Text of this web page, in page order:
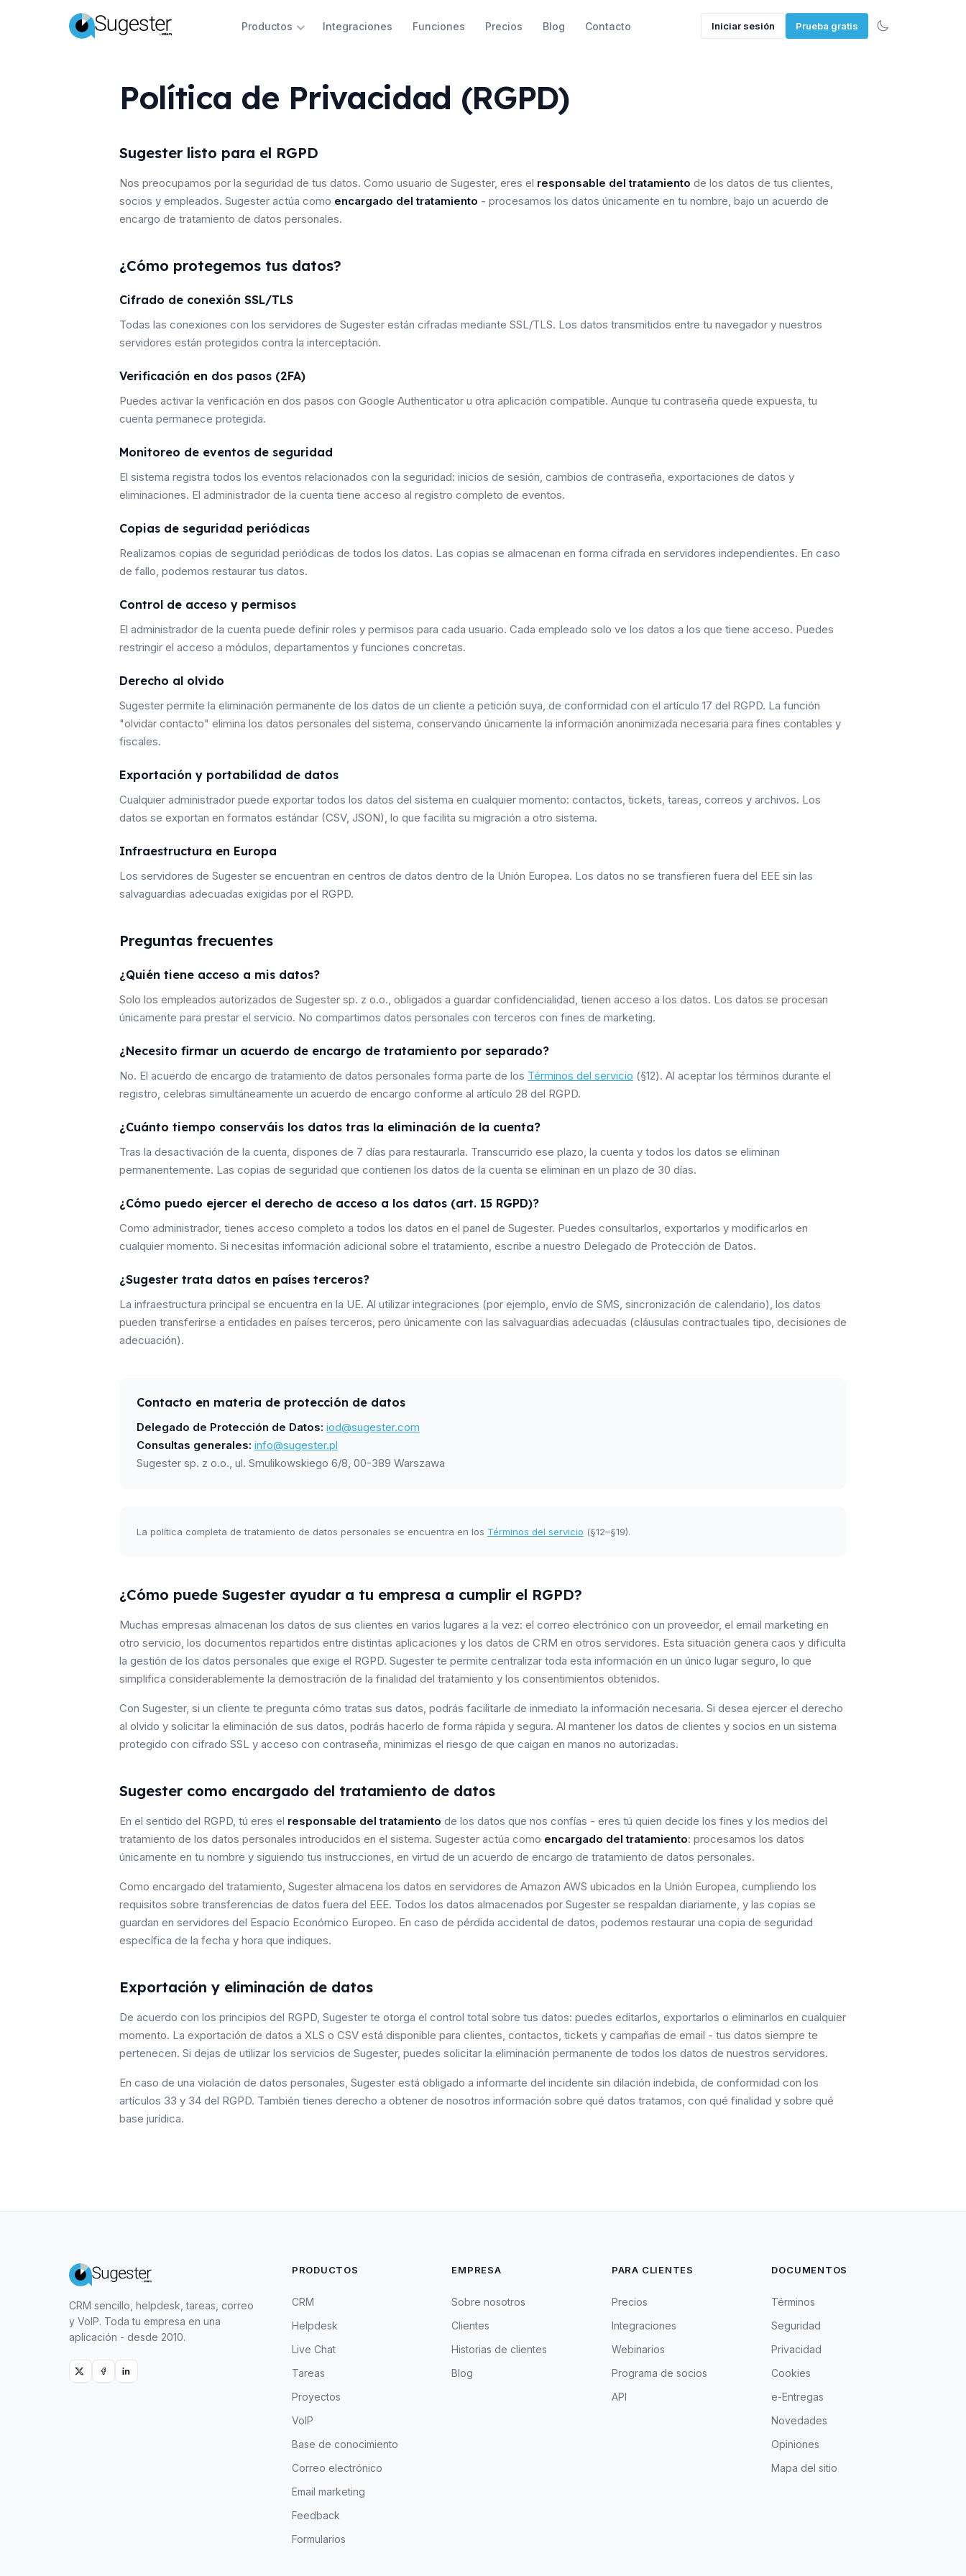
Productos Integraciones Funciones Precios Blog Contacto Iniciar sesión Prueba gratis
Política de Privacidad (RGPD)
Sugester listo para el RGPD
Nos preocupamos por la seguridad de tus datos. Como usuario de Sugester, eres el responsable del tratamiento de los datos de tus clientes,
socios y empleados. Sugester actúa como encargado del tratamiento - procesamos los datos únicamente en tu nombre, bajo un acuerdo de
encargo de tratamiento de datos personales.
¿Cómo protegemos tus datos?
Cifrado de conexión SSL/TLS
Todas las conexiones con los servidores de Sugester están cifradas mediante SSL/TLS. Los datos transmitidos entre tu navegador y nuestros
servidores están protegidos contra la interceptación.
Verificación en dos pasos (2FA)
Puedes activar la verificación en dos pasos con Google Authenticator u otra aplicación compatible. Aunque tu contraseña quede expuesta, tu
cuenta permanece protegida.
Monitoreo de eventos de seguridad
El sistema registra todos los eventos relacionados con la seguridad: inicios de sesión, cambios de contraseña, exportaciones de datos y
eliminaciones. El administrador de la cuenta tiene acceso al registro completo de eventos.
Copias de seguridad periódicas
Realizamos copias de seguridad periódicas de todos los datos. Las copias se almacenan en forma cifrada en servidores independientes. En caso
de fallo, podemos restaurar tus datos.
Control de acceso y permisos
El administrador de la cuenta puede definir roles y permisos para cada usuario. Cada empleado solo ve los datos a los que tiene acceso. Puedes
restringir el acceso a módulos, departamentos y funciones concretas.
Derecho al olvido
Sugester permite la eliminación permanente de los datos de un cliente a petición suya, de conformidad con el artículo 17 del RGPD. La función
"olvidar contacto" elimina los datos personales del sistema, conservando únicamente la información anonimizada necesaria para fines contables y
fiscales.
Exportación y portabilidad de datos
Cualquier administrador puede exportar todos los datos del sistema en cualquier momento: contactos, tickets, tareas, correos y archivos. Los
datos se exportan en formatos estándar (CSV, JSON), lo que facilita su migración a otro sistema.
Infraestructura en Europa
Los servidores de Sugester se encuentran en centros de datos dentro de la Unión Europea. Los datos no se transfieren fuera del EEE sin las
salvaguardias adecuadas exigidas por el RGPD.
Preguntas frecuentes
¿Quién tiene acceso a mis datos?
Solo los empleados autorizados de Sugester sp. z o.o., obligados a guardar confidencialidad, tienen acceso a los datos. Los datos se procesan
únicamente para prestar el servicio. No compartimos datos personales con terceros con fines de marketing.
¿Necesito firmar un acuerdo de encargo de tratamiento por separado?
No. El acuerdo de encargo de tratamiento de datos personales forma parte de los Términos del servicio (§12). Al aceptar los términos durante el
registro, celebras simultáneamente un acuerdo de encargo conforme al artículo 28 del RGPD.
¿Cuánto tiempo conserváis los datos tras la eliminación de la cuenta?
Tras la desactivación de la cuenta, dispones de 7 días para restaurarla. Transcurrido ese plazo, la cuenta y todos los datos se eliminan
permanentemente. Las copias de seguridad que contienen los datos de la cuenta se eliminan en un plazo de 30 días.
¿Cómo puedo ejercer el derecho de acceso a los datos (art. 15 RGPD)?
Como administrador, tienes acceso completo a todos los datos en el panel de Sugester. Puedes consultarlos, exportarlos y modificarlos en
cualquier momento. Si necesitas información adicional sobre el tratamiento, escribe a nuestro Delegado de Protección de Datos.
¿Sugester trata datos en países terceros?
La infraestructura principal se encuentra en la UE. Al utilizar integraciones (por ejemplo, envío de SMS, sincronización de calendario), los datos
pueden transferirse a entidades en países terceros, pero únicamente con las salvaguardias adecuadas (cláusulas contractuales tipo, decisiones de
adecuación).
Contacto en materia de protección de datos
Delegado de Protección de Datos: iod@sugester.com
Consultas generales: info@sugester.pl
Sugester sp. z o.o., ul. Smulikowskiego 6/8, 00-389 Warszawa
La política completa de tratamiento de datos personales se encuentra en los Términos del servicio (§12–§19).
¿Cómo puede Sugester ayudar a tu empresa a cumplir el RGPD?
Muchas empresas almacenan los datos de sus clientes en varios lugares a la vez: el correo electrónico con un proveedor, el email marketing en
otro servicio, los documentos repartidos entre distintas aplicaciones y los datos de CRM en otros servidores. Esta situación genera caos y dificulta
la gestión de los datos personales que exige el RGPD. Sugester te permite centralizar toda esta información en un único lugar seguro, lo que
simplifica considerablemente la demostración de la finalidad del tratamiento y los consentimientos obtenidos.
Con Sugester, si un cliente te pregunta cómo tratas sus datos, podrás facilitarle de inmediato la información necesaria. Si desea ejercer el derecho
al olvido y solicitar la eliminación de sus datos, podrás hacerlo de forma rápida y segura. Al mantener los datos de clientes y socios en un sistema
protegido con cifrado SSL y acceso con contraseña, minimizas el riesgo de que caigan en manos no autorizadas.
Sugester como encargado del tratamiento de datos
En el sentido del RGPD, tú eres el responsable del tratamiento de los datos que nos confías - eres tú quien decide los fines y los medios del
tratamiento de los datos personales introducidos en el sistema. Sugester actúa como encargado del tratamiento: procesamos los datos
únicamente en tu nombre y siguiendo tus instrucciones, en virtud de un acuerdo de encargo de tratamiento de datos personales.
Como encargado del tratamiento, Sugester almacena los datos en servidores de Amazon AWS ubicados en la Unión Europea, cumpliendo los
requisitos sobre transferencias de datos fuera del EEE. Todos los datos almacenados por Sugester se respaldan diariamente, y las copias se
guardan en servidores del Espacio Económico Europeo. En caso de pérdida accidental de datos, podemos restaurar una copia de seguridad
específica de la fecha y hora que indiques.
Exportación y eliminación de datos
De acuerdo con los principios del RGPD, Sugester te otorga el control total sobre tus datos: puedes editarlos, exportarlos o eliminarlos en cualquier
momento. La exportación de datos a XLS o CSV está disponible para clientes, contactos, tickets y campañas de email - tus datos siempre te
pertenecen. Si dejas de utilizar los servicios de Sugester, puedes solicitar la eliminación permanente de todos los datos de nuestros servidores.
En caso de una violación de datos personales, Sugester está obligado a informarte del incidente sin dilación indebida, de conformidad con los
artículos 33 y 34 del RGPD. También tienes derecho a obtener de nosotros información sobre qué datos tratamos, con qué finalidad y sobre qué
base jurídica.
CRM sencillo, helpdesk, tareas, correo
y VoIP. Toda tu empresa en una
aplicación - desde 2010.
PRODUCTOS
CRM
Helpdesk
Live Chat
Tareas
Proyectos
VoIP
Base de conocimiento
Correo electrónico
Email marketing
Feedback
Formularios
EMPRESA
Sobre nosotros
Clientes
Historias de clientes
Blog
PARA CLIENTES
Precios
Integraciones
Webinarios
Programa de socios
API
DOCUMENTOS
Términos
Seguridad
Privacidad
Cookies
e-Entregas
Novedades
Opiniones
Mapa del sitio